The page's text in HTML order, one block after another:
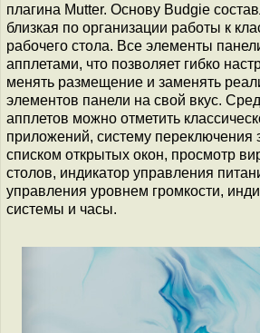
плагина Mutter. Основу Budgie
близкая по организации работы к
рабочего стола. Все элементы
апплетами, что позволяет гибко
менять размещение и заменять
элементов панели на свой вкус.
апплетов можно отметить
приложений, систему переключения
списком открытых окон, просмотр
столов, индикатор управления
управления уровнем громкости,
системы и часы.